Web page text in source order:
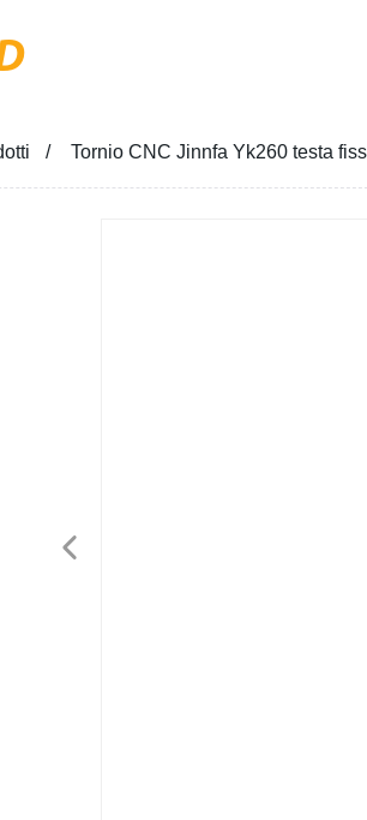
Tornio CNC Jinnfa Yk260 testa